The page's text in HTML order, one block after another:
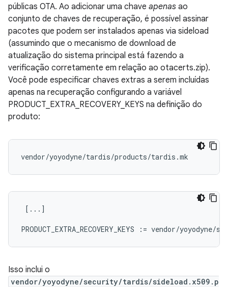
públicas OTA. Ao adicionar uma chave apenas ao
conjunto de chaves de recuperação, é possível assinar
pacotes que podem ser instalados apenas via sideload
(assumindo que o mecanismo de download de
atualização do sistema principal está fazendo a
verificação corretamente em relação ao otacerts.zip).
Você pode especificar chaves extras a serem incluídas
apenas na recuperação configurando a variável
PRODUCT_EXTRA_RECOVERY_KEYS na definição do
produto:
[...]
Isso inclui o
vendor/yoyodyne/security/tardis/sideload.x509.p